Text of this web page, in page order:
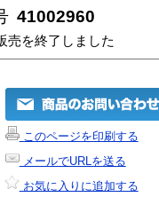
41002960
売を終了しました
このページを印刷する
メールでURLを送る
お気に入りに追加する